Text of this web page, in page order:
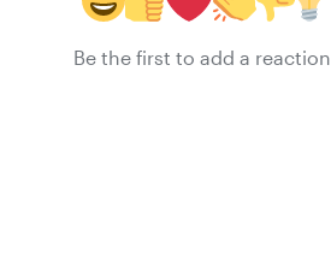
Be the first to add a reaction